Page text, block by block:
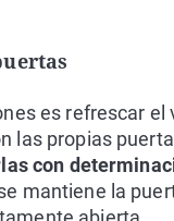
es refrescar el
las propias
con
mantiene la